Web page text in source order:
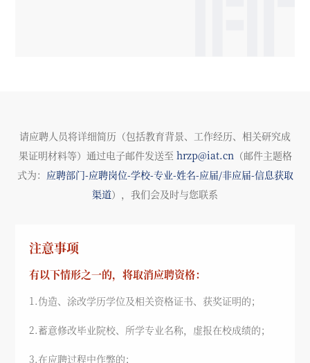
请应聘人员将详细简历（包括教育背景、工作经历、相关研究成
果证明材料等）通过电子邮件发送至 hrzp@iat.cn （邮件主题格
式为： 应聘部门-应聘岗位-学校-专业-姓名-应届/非应届-信息获取
渠道），我们会及时与您联系
注意事项
有以下情形之一的，将取消应聘资格：
1.伪造、涂改学历学位及相关资格证书、获奖证明的；
2.蓄意修改毕业院校、所学专业名称，虚报在校成绩的；
3.在应聘过程中作弊的；